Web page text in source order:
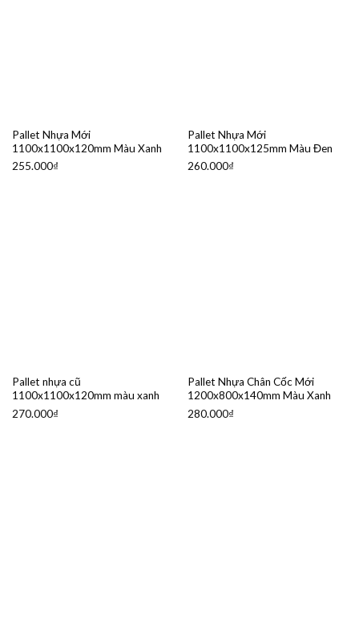
Pallet Nhựa Mới
1100x1100x120mm Màu Xanh
255.000₫
Pallet Nhựa Mới
1100x1100x125mm Màu Đen
260.000₫
Pallet nhựa cũ
1100x1100x120mm màu xanh
270.000₫
Pallet Nhựa Chân Cốc Mới
1200x800x140mm Màu Xanh
280.000₫